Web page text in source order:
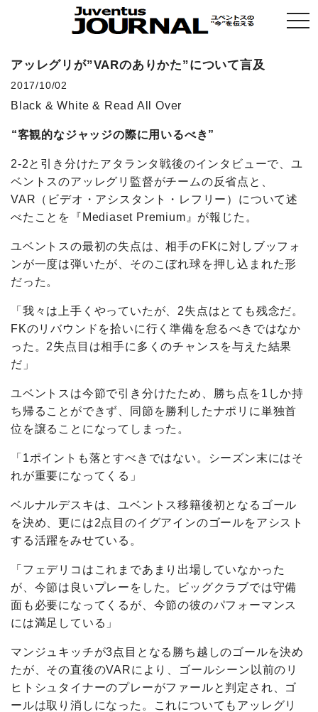
アッレグリが”VARのありかた”について言及
2017/10/02
Black & White & Read All Over
“客観的なジャッジの際に用いるべき”
2-2と引き分けたアタランタ戦後のインタビューで、ユ
ベントスのアッレグリ監督がチームの反省点と、
VAR（ビデオ・アシスタント・レフリー）について述
べたことを『Mediaset Premium』が報じた。
ユベントスの最初の失点は、相手のFKに対しブッフォ
ンが一度は弾いたが、そのこぼれ球を押し込まれた形
だった。
「我々は上手くやっていたが、2失点はとても残念だ。
FKのリバウンドを拾いに行く準備を怠るべきではなか
った。2失点目は相手に多くのチャンスを与えた結果
だ」
ユベントスは今節で引き分けたため、勝ち点を1しか持
ち帰ることができず、同節を勝利したナポリに単独首
位を譲ることになってしまった。
「1ポイントも落とすべきではない。シーズン末にはそ
れが重要になってくる」
ベルナルデスキは、ユベントス移籍後初となるゴール
を決め、更には2点目のイグアインのゴールをアシスト
する活躍をみせている。
「フェデリコはこれまであまり出場していなかった
が、今節は良いプレーをした。ビッグクラブでは守備
面も必要になってくるが、今節の彼のパフォーマンス
には満足している」
マンジュキッチが3点目となる勝ち越しのゴールを決め
たが、その直後のVARにより、ゴールシーン以前のリ
ヒトシュタイナーのプレーがファールと判定され、ゴ
ールは取り消しになった。これについてもアッレグリ